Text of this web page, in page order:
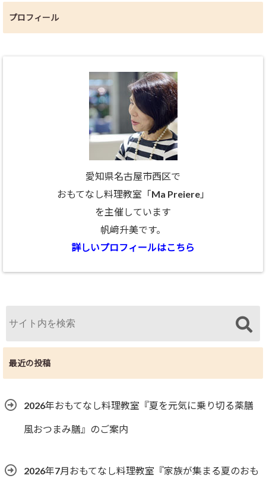
プロフィール
愛知県名古屋市西区で
おもてなし料理教室「Ma Preiere」
を主催しています
帆﨑升美です。
詳しいプロフィールはこちら
最近の投稿
2026年おもてなし料理教室『夏を元気に乗り切る薬膳
風おつまみ膳』のご案内
2026年7月おもてなし料理教室『家族が集まる夏のおも